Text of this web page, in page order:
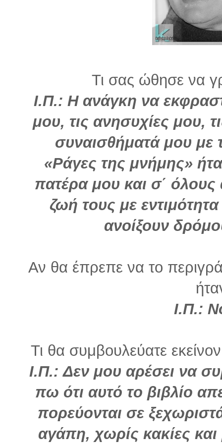
Τι σας ώθησε να
Ι.Π.: H ανάγκη να
μου, τις ανησυχίες μου,
συναισθήματά μου με
«Ράγες της μνήμης»
πατέρα μου και σ΄ όλους
ζωή τους με
ανοίξουν
Αν θα έπρεπε να το
Ι.Π.:
Τι θα συμβουλεύατε
Ι.Π.: Δεν μου αρέσει να
πω ότι αυτό το βιβλίο
πορεύονται σε
αγάπη, χωρίς κακίες